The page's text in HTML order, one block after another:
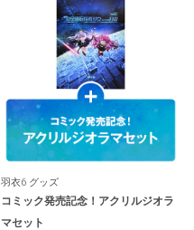
羽衣6 グッズ
コミック発売記念！アクリルジオラ
マセット